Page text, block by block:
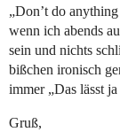
„Don’t do
wenn ich abends
sein und nichts
bißchen ironisch
immer „Das lässt
Gruß,